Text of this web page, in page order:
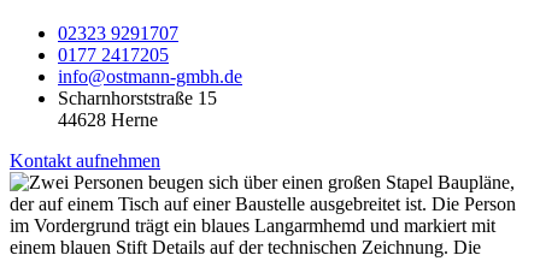
02323 9291707
0177 2417205
info@ostmann-gmbh.de
Scharnhorststraße 15
44628 Herne
Kontakt aufnehmen